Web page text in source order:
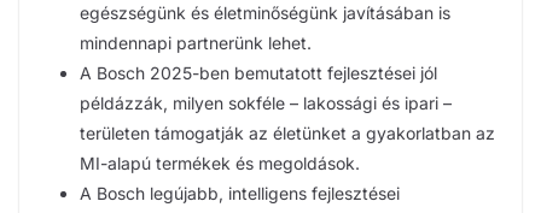
egészségünk és életminőségünk javításában is
mindennapi partnerünk lehet.
A Bosch 2025-ben bemutatott fejlesztései jól
példázzák, milyen sokféle – lakossági és ipari –
területen támogatják az életünket a gyakorlatban az
MI-alapú termékek és megoldások.
A Bosch legújabb, intelligens fejlesztései